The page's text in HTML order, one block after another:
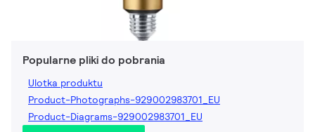
Popularne pliki do pobrania
Ulotka produktu
Product-Photographs-929002983701_EU
Product-Diagrams-929002983701_EU